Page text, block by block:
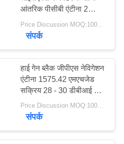
24
आंतरिक पीसीबी एंटीना 2
डीबीआई 1575 एमएचजेड में
Price Discussion MOQ:100PCS
संपर्क
हाई गेन ब्लैक जीपीएस नेविगेशन
एंटीना 1575.42 एमएचजेड
सक्रिय 28 - 30 डीबीआई कार
के लिए लाभ
Price Discussion MOQ:100PCS
संपर्क